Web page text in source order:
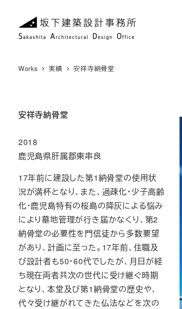
Works 実績 安祥寺納骨堂
安祥寺納骨堂
2018
鹿児島県肝属郡東串良
17年前に建設した第1納骨堂の使用状
況が満杯となり、また、過疎化・少子高齢
化・鹿児島特有の桜島の降灰による悩み
により墓地管理が行き届かなくり、第2
納骨堂の必要性を門信徒から多数要望
があり、計画に至った。17年前、住職及
び設計者も50･60代でしたが、月日が経
ち現在両者共次の世代に受け継ぐ時期
となり、本堂及び第1納骨堂の歴史や、
代々受け継がれてきた仏法などを次の